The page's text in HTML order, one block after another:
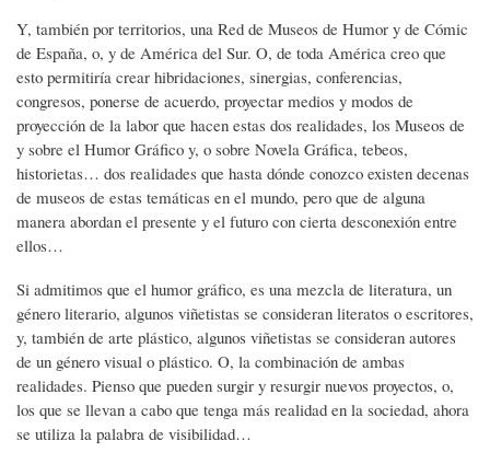
Y, también por territorios, una Red de Museos de Humor y de Cómic
de España, o, y de América del Sur. O, de toda América creo que
esto permitiría crear hibridaciones, sinergias, conferencias,
congresos, ponerse de acuerdo, proyectar medios y modos de
proyección de la labor que hacen estas dos realidades, los Museos de
y sobre el Humor Gráfico y, o sobre Novela Gráfica, tebeos,
historietas… dos realidades que hasta dónde conozco existen decenas
de museos de estas temáticas en el mundo, pero que de alguna
manera abordan el presente y el futuro con cierta desconexión entre
ellos…
Si admitimos que el humor gráfico, es una mezcla de literatura, un
género literario, algunos viñetistas se consideran literatos o escritores,
y, también de arte plástico, algunos viñetistas se consideran autores
de un género visual o plástico. O, la combinación de ambas
realidades. Pienso que pueden surgir y resurgir nuevos proyectos, o,
los que se llevan a cabo que tenga más realidad en la sociedad, ahora
se utiliza la palabra de visibilidad…